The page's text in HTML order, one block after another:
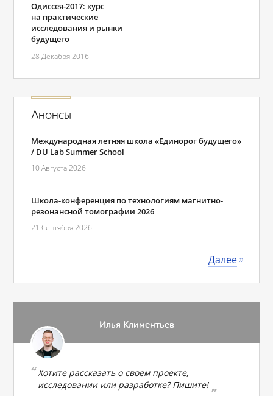
Одиссея-2017: курс
на практические
исследования и рынки
будущего
28 Декабря 2016
Анонсы
Международная летняя школа «Единорог будущего»
/ DU Lab Summer School
10 Августа 2026
Школа-конференция по технологиям магнитно-
резонансной томографии 2026
21 Сентября 2026
Далее
Илья Климентьев
Хотите рассказать о своем проекте,
исследовании или разработке? Пишите!